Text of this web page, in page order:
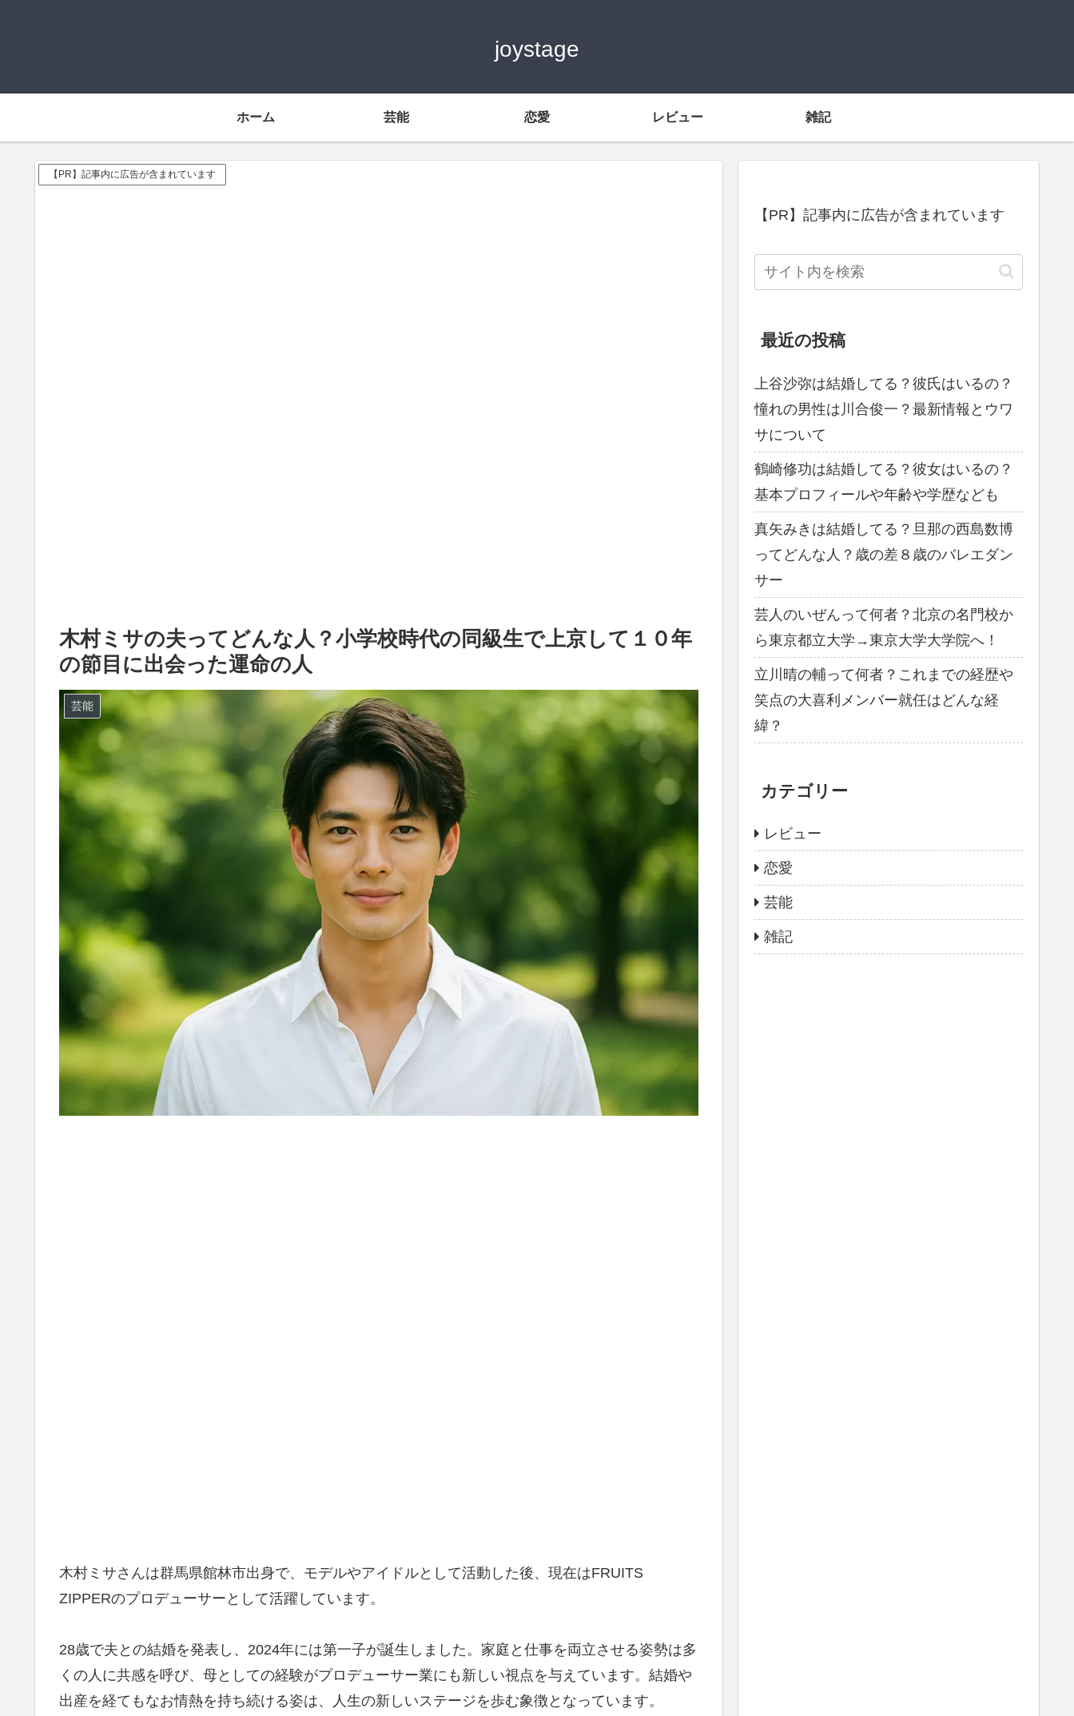
joystage
ホーム 芸能 恋愛 レビュー 雑記
【PR】記事内に広告が含まれています
木村ミサの夫ってどんな人？小学校時代の同級生で上京して１０年
の節目に出会った運命の人
芸能
木村ミサさんは群馬県館林市出身で、モデルやアイドルとして活動した後、現在はFRUITS
ZIPPERのプロデューサーとして活躍しています。
28歳で夫との結婚を発表し、2024年には第一子が誕生しました。家庭と仕事を両立させる姿勢は多
くの人に共感を呼び、母としての経験がプロデューサー業にも新しい視点を与えています。結婚や
出産を経てもなお情熱を持ち続ける姿は、人生の新しいステージを歩む象徴となっています。
【PR】記事内に広告が含まれています
最近の投稿
上谷沙弥は結婚してる？彼氏はいるの？
憧れの男性は川合俊一？最新情報とウワ
サについて
鶴崎修功は結婚してる？彼女はいるの？
基本プロフィールや年齢や学歴なども
真矢みきは結婚してる？旦那の西島数博
ってどんな人？歳の差８歳のバレエダン
サー
芸人のいぜんって何者？北京の名門校か
ら東京都立大学→東京大学大学院へ！
立川晴の輔って何者？これまでの経歴や
笑点の大喜利メンバー就任はどんな経
緯？
カテゴリー
レビュー
恋愛
芸能
雑記